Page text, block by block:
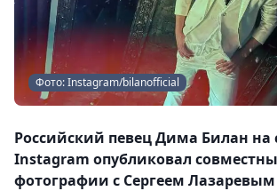
Фото: Instagram/bilanofficial
Российский певец Дима Билан на
Instagram опубликовал
фотографии с Сергеем